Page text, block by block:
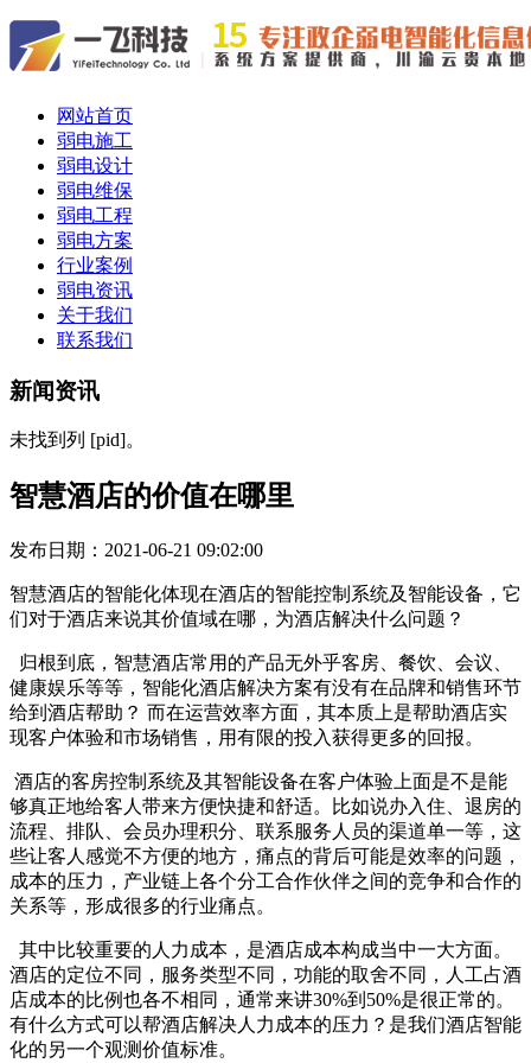
网站首页
弱电施工
弱电设计
弱电维保
弱电工程
弱电方案
行业案例
弱电资讯
关于我们
联系我们
新闻资讯
未找到列 [pid]。
智慧酒店的价值在哪里
发布日期：2021-06-21 09:02:00
智慧酒店的智能化体现在酒店的智能控制系统及智能设备，它
们对于酒店来说其价值域在哪，为酒店解决什么问题？
归根到底，智慧酒店常用的产品无外乎客房、餐饮、会议、
健康娱乐等等，智能化酒店解决方案有没有在品牌和销售环节
给到酒店帮助？ 而在运营效率方面，其本质上是帮助酒店实
现客户体验和市场销售，用有限的投入获得更多的回报。
酒店的客房控制系统及其智能设备在客户体验上面是不是能
够真正地给客人带来方便快捷和舒适。比如说办入住、退房的
流程、排队、会员办理积分、联系服务人员的渠道单一等，这
些让客人感觉不方便的地方，痛点的背后可能是效率的问题，
成本的压力，产业链上各个分工合作伙伴之间的竞争和合作的
关系等，形成很多的行业痛点。
其中比较重要的人力成本，是酒店成本构成当中一大方面。
酒店的定位不同，服务类型不同，功能的取舍不同，人工占酒
店成本的比例也各不相同，通常来讲30%到50%是很正常的。
有什么方式可以帮酒店解决人力成本的压力？是我们酒店智能
化的另一个观测价值标准。